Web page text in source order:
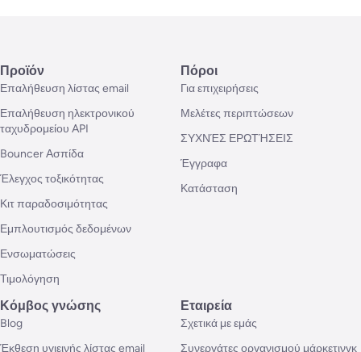
Προϊόν
Επαλήθευση λίστας email
Επαλήθευση ηλεκτρονικού
ταχυδρομείου API
Bouncer Ασπίδα
Έλεγχος τοξικότητας
Κιτ παραδοσιμότητας
Εμπλουτισμός δεδομένων
Ενσωματώσεις
Τιμολόγηση
Πόροι
Για επιχειρήσεις
Μελέτες περιπτώσεων
ΣΥΧΝΈΣ ΕΡΩΤΉΣΕΙΣ
Έγγραφα
Κατάσταση
Κόμβος γνώσης
Blog
Έκθεση υγιεινής λίστας email
Εταιρεία
Σχετικά με εμάς
Συνεργάτες οργανισμού μάρκετινγκ